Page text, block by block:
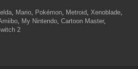
, Mario, Pokémon, Metroid, Xenoblade,
, My Nintendo, Cartoon Master,
2